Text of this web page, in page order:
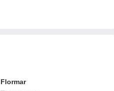
Flormar